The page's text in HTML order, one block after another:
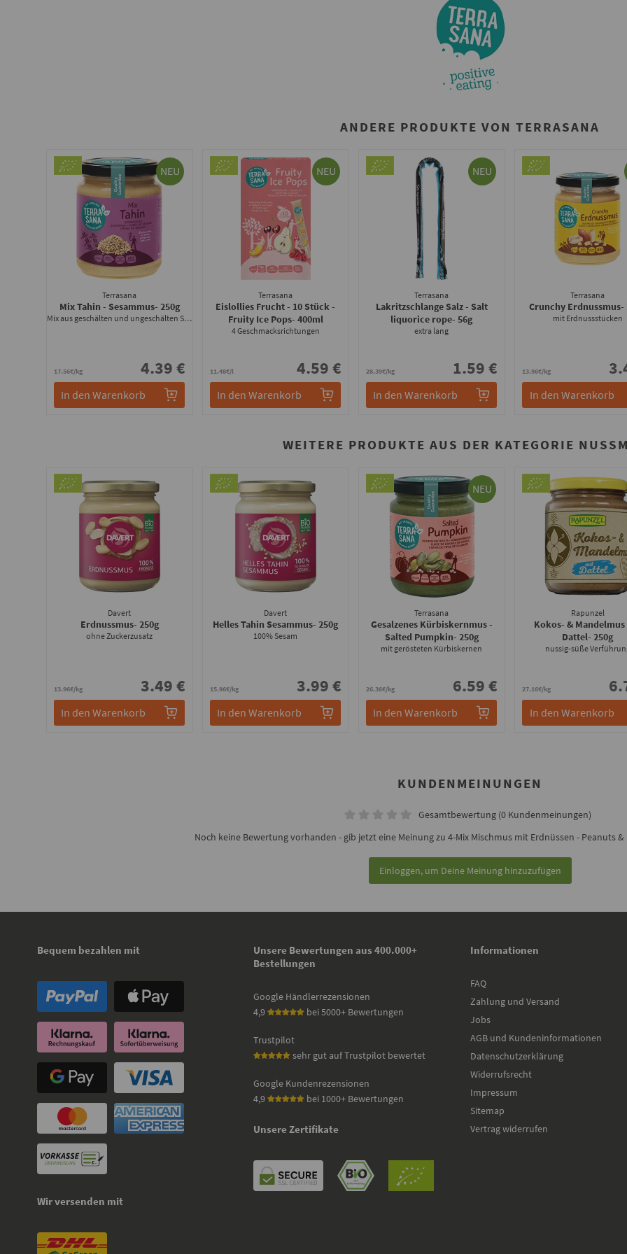
ANDERE PRODUKTE VON TERRASANA
NEU
Terrasana
Mix Tahin - Sesammus- 250g
Mix aus geschälten und ungeschälten Samen
17.56€/kg 4.39 €
In den Warenkorb
NEU
Terrasana
Eislollies Frucht - 10 Stück -
Fruity Ice Pops- 400ml
4 Geschmacksrichtungen
11.48€/l 4.59 €
In den Warenkorb
NEU
Terrasana
Lakritzschlange Salz - Salt
liquorice rope- 56g
extra lang
28.39€/kg 1.59 €
In den Warenkorb
Terrasana
Crunchy Erdnussmus-
mit Erdnussstücken
13.96€/kg
In den Warenkorb
WEITERE PRODUKTE AUS DER KATEGORIE
Davert
Erdnussmus- 250g
ohne Zuckerzusatz
13.96€/kg 3.49 €
In den Warenkorb
Davert
Helles Tahin Sesammus- 250g
100% Sesam
15.96€/kg 3.99 €
In den Warenkorb
NEU
Terrasana
Gesalzenes Kürbiskernmus -
Salted Pumpkin- 250g
mit gerösteten Kürbiskernen
26.36€/kg 6.59 €
In den Warenkorb
Rapunzel
Kokos- &
Dattel- 250g
nussig-süße
27.16€/kg
In den Warenkorb
KUNDENMEINUNGEN
Gesamtbewertung (0 Kundenmeinungen)
Noch keine Bewertung vorhanden - gib jetzt eine Meinung zu 4-Mix Mischmus mit Erdnüssen - Peanuts
Einloggen, um Deine Meinung hinzuzufügen
Bequem bezahlen mit
Wir versenden mit
Unsere Bewertungen aus 400.000+
Bestellungen
Google Händlerrezensionen
4,9
bei 5000+ Bewertungen
Trustpilot
sehr gut auf Trustpilot bewertet
Google Kundenrezensionen
4,9
bei 1000+ Bewertungen
Unsere Zertifikate
Informationen
FAQ
Zahlung und Versand
Jobs
AGB und Kundeninformationen
Datenschutzerklärung
Widerrufsrecht
Impressum
Sitemap
Vertrag widerrufen